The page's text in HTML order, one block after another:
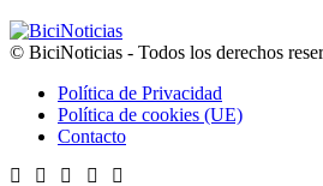
© BiciNoticias - Todos los derechos
Política de Privacidad
Política de cookies (UE)
Contacto